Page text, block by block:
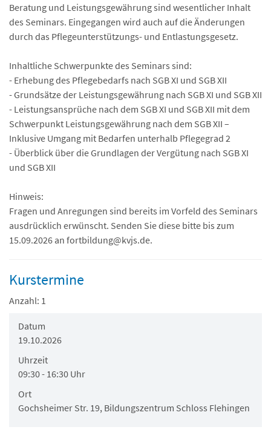
Beratung und Leistungsgewährung sind wesentlicher Inhalt
des Seminars. Eingegangen wird auch auf die Änderungen
durch das Pflegeunterstützungs- und Entlastungsgesetz.
Inhaltliche Schwerpunkte des Seminars sind:
- Erhebung des Pflegebedarfs nach SGB XI und SGB XII
- Grundsätze der Leistungsgewährung nach SGB XI und SGB XII
- Leistungsansprüche nach dem SGB XI und SGB XII mit dem
Schwerpunkt Leistungsgewährung nach dem SGB XII –
Inklusive Umgang mit Bedarfen unterhalb Pflegegrad 2
- Überblick über die Grundlagen der Vergütung nach SGB XI
und SGB XII
Hinweis:
Fragen und Anregungen sind bereits im Vorfeld des Seminars
ausdrücklich erwünscht. Senden Sie diese bitte bis zum
15.09.2026 an fortbildung@kvjs.de.
Kurstermine
Anzahl: 1
Datum
19.10.2026
Uhrzeit
09:30 - 16:30 Uhr
Ort
Gochsheimer Str. 19, Bildungszentrum Schloss Flehingen